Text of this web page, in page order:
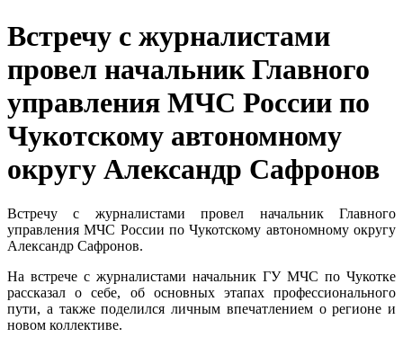
Встречу с журналистами
провел начальник Главного
управления МЧС России по
Чукотскому автономному
округу Александр Сафронов
Встречу с журналистами провел начальник Главного
управления МЧС России по Чукотскому автономному округу
Александр Сафронов.
На встрече с журналистами начальник ГУ МЧС по Чукотке
рассказал о себе, об основных этапах профессионального
пути, а также поделился личным впечатлением о регионе и
новом коллективе.